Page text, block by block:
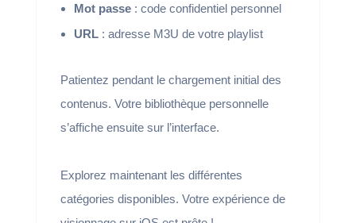
Mot passe: code confidentiel personnel
URL: adresse M3U de votre playlist
Patientez pendant le chargement initial des
contenus. Votre bibliothèque personnelle
s’affiche ensuite sur l’interface.
Explorez maintenant les différentes
catégories disponibles. Votre expérience de